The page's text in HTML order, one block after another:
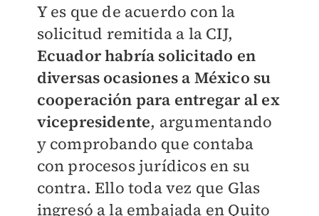
Y es que de acuerdo con la
solicitud remitida a la CIJ,
Ecuador habría solicitado en
diversas ocasiones a México su
cooperación para entregar al ex
vicepresidente, argumentando
y comprobando que contaba
con procesos jurídicos en su
contra. Ello toda vez que Glas
ingresó a la embajada en Quito